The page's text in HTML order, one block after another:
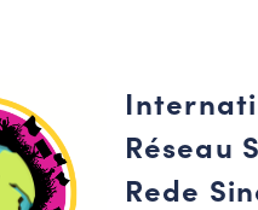
Réseau
Rede